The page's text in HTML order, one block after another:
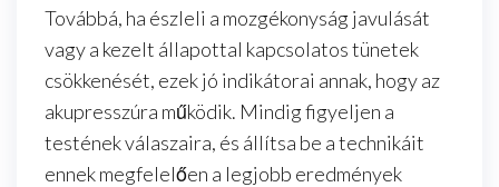
Továbbá, ha észleli a mozgékonyság javulását
vagy a kezelt állapottal kapcsolatos tünetek
csökkenését, ezek jó indikátorai annak, hogy az
akupresszúra működik. Mindig figyeljen a
testének válaszaira, és állítsa be a technikáit
ennek megfelelően a legjobb eredmények